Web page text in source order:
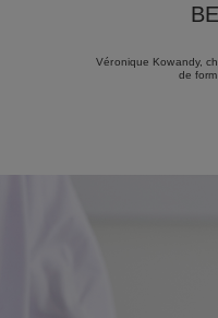
Véronique Kowandy,
de